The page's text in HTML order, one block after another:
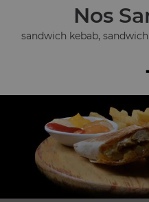
Nos
sandwich kebab,